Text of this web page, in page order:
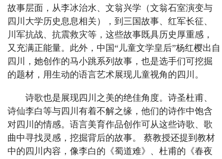
故事层面，从李冰治水、文翁兴学（文翁石室演变与
四川大学历史息息相关），到三国故事、红军长征、
川军抗战、抗震救灾等，这些故事既具历史厚重感，
又充满正能量。此外，中国“儿童文学皇后”杨红樱出自
四川，她创作的马小跳系列故事，也是选手们可挖掘
的题材，用生动的语言艺术展现儿童视角的四川。
诗歌也是展现四川之美的绝佳角度。诗圣杜甫、
诗仙李白等与四川有着不解之缘，他们的诗作中饱含
对四川的情感。语言美育作品创作可从这些诗歌、歌
曲中寻找灵感，挖掘背后的故事。 蔡教授还提到教材
中的四川内容，像李白的《蜀道难》、杜甫的《春夜